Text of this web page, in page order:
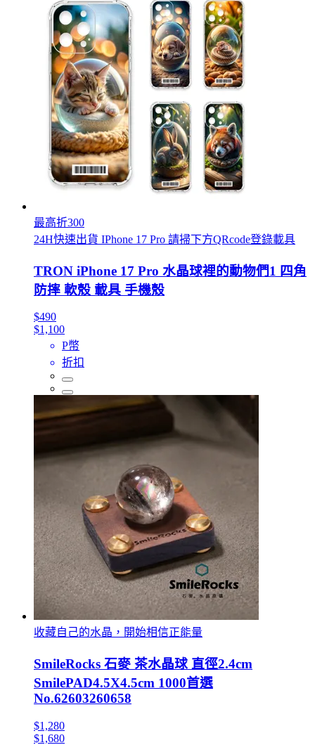
最高折300
24H快速出貨 IPhone 17 Pro 請掃下方QRcode登錄載具
TRON iPhone 17 Pro 水晶球裡的動物們1 四角
防摔 軟殼 載具 手機殼
$490
$1,100
P幣
折扣
收藏自己的水晶，開始相信正能量
SmileRocks 石麥 茶水晶球 直徑2.4cm
SmilePAD4.5X4.5cm 1000首選
No.62603260658
$1,280
$1,680